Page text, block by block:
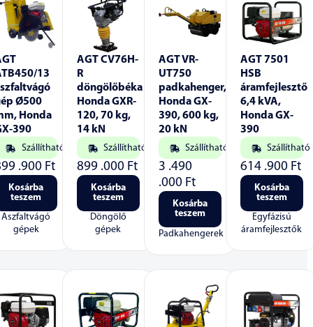
13
Ø500
Honda
390
Szállítható
.900 Ft
Kosárba
teszem
Aszfaltvágó
gépek
AGT CV76H-
R
döngölőbéka
Honda GXR-
120, 70 kg,
14 kN
Szállítható
899 .000 Ft
Kosárba
teszem
Döngölő
gépek
AGT VR-
UT750
padkahenger,
Honda GX-
390, 600 kg,
20 kN
Szállítható
3 .490
.000 Ft
Kosárba
teszem
Padkahengerek
AGT 7501
HSB
áramfejlesztő
6,4 kVA,
Honda GX-
390
Szállítható
614 .900 Ft
Kosárba
teszem
Egyfázisú
áramfejlesztők